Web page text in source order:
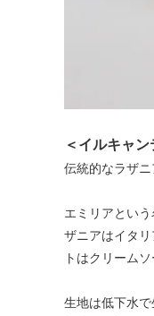
＜イルキャ
伝統的なラザニ
エミリアとい
ザニアはイタ
トはクリーム
生地は低下水